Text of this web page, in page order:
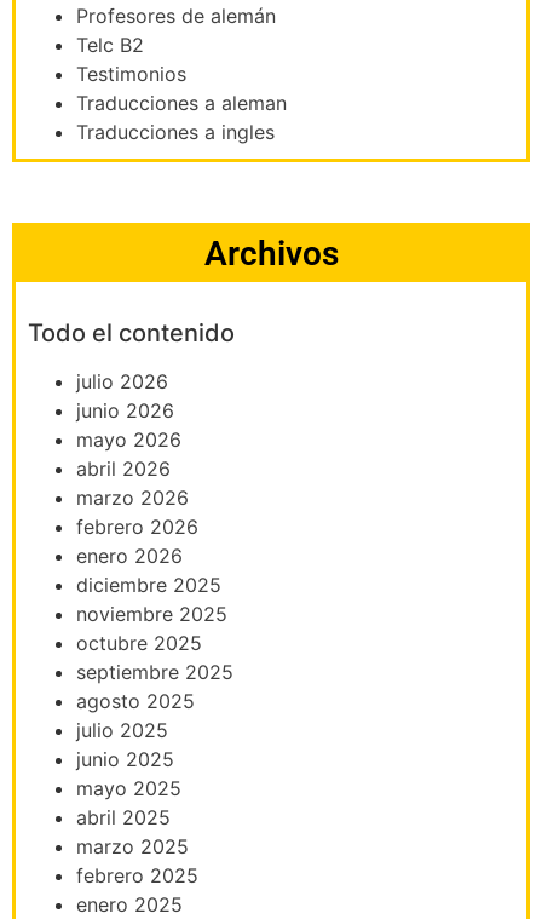
Profesores de alemán
Telc B2
Testimonios
Traducciones a aleman
Traducciones a ingles
Archivos
Todo el contenido
julio 2026
junio 2026
mayo 2026
abril 2026
marzo 2026
febrero 2026
enero 2026
diciembre 2025
noviembre 2025
octubre 2025
septiembre 2025
agosto 2025
julio 2025
junio 2025
mayo 2025
abril 2025
marzo 2025
febrero 2025
enero 2025